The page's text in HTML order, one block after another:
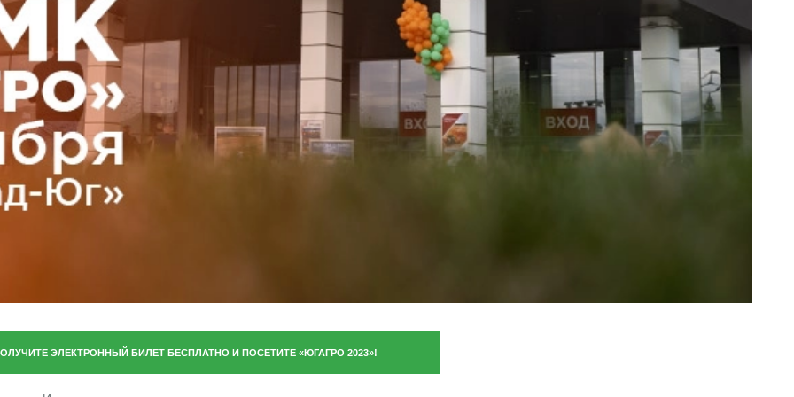
ЭЛЕКТРОННЫЙ БИЛЕТ БЕСПЛАТНО И ПОСЕТИТЕ «ЮГАГРО 2023»!